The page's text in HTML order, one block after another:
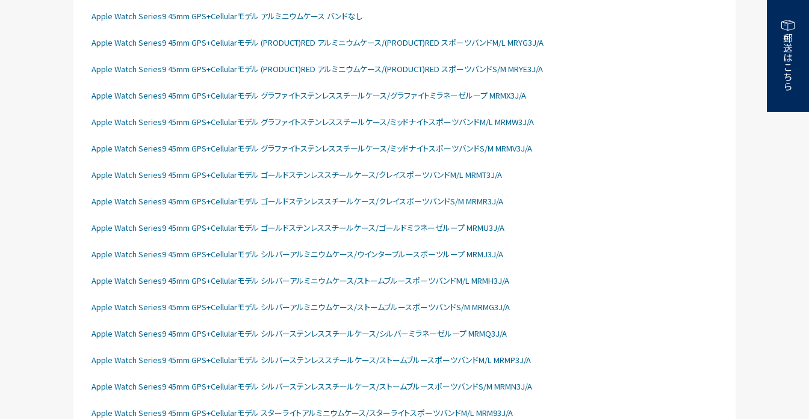
郵送はこちら
Apple Watch Series9 45mm GPS+Cellularモデル アルミニウムケース バンドなし
Apple Watch Series9 45mm GPS+Cellularモデル (PRODUCT)RED アルミニウムケース/(PRODUCT)RED スポーツバンドM/L MRYG3J/A
Apple Watch Series9 45mm GPS+Cellularモデル (PRODUCT)RED アルミニウムケース/(PRODUCT)RED スポーツバンドS/M MRYE3J/A
Apple Watch Series9 45mm GPS+Cellularモデル グラファイトステンレススチールケース/グラファイトミラネーゼループ MRMX3J/A
Apple Watch Series9 45mm GPS+Cellularモデル グラファイトステンレススチールケース/ミッドナイトスポーツバンドM/L MRMW3J/A
Apple Watch Series9 45mm GPS+Cellularモデル グラファイトステンレススチールケース/ミッドナイトスポーツバンドS/M MRMV3J/A
Apple Watch Series9 45mm GPS+Cellularモデル ゴールドステンレススチールケース/クレイスポーツバンドM/L MRMT3J/A
Apple Watch Series9 45mm GPS+Cellularモデル ゴールドステンレススチールケース/クレイスポーツバンドS/M MRMR3J/A
Apple Watch Series9 45mm GPS+Cellularモデル ゴールドステンレススチールケース/ゴールドミラネーゼループ MRMU3J/A
Apple Watch Series9 45mm GPS+Cellularモデル シルバーアルミニウムケース/ウインターブルースポーツループ MRMJ3J/A
Apple Watch Series9 45mm GPS+Cellularモデル シルバーアルミニウムケース/ストームブルースポーツバンドM/L MRMH3J/A
Apple Watch Series9 45mm GPS+Cellularモデル シルバーアルミニウムケース/ストームブルースポーツバンドS/M MRMG3J/A
Apple Watch Series9 45mm GPS+Cellularモデル シルバーステンレススチールケース/シルバーミラネーゼループ MRMQ3J/A
Apple Watch Series9 45mm GPS+Cellularモデル シルバーステンレススチールケース/ストームブルースポーツバンドM/L MRMP3J/A
Apple Watch Series9 45mm GPS+Cellularモデル シルバーステンレススチールケース/ストームブルースポーツバンドS/M MRMN3J/A
Apple Watch Series9 45mm GPS+Cellularモデル スターライトアルミニウムケース/スターライトスポーツバンドM/L MRM93J/A